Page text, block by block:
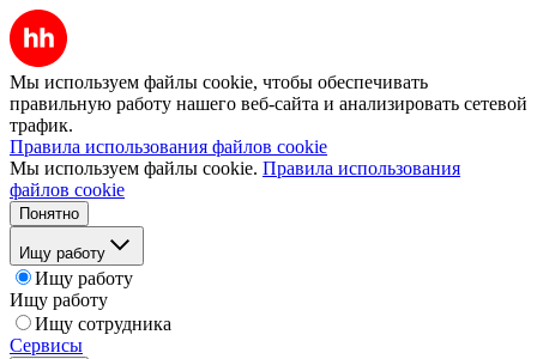
Мы используем файлы cookie, чтобы обеспечивать
правильную работу нашего веб-сайта и анализировать сетевой
трафик.
Правила использования файлов cookie
Мы используем файлы cookie. Правила использования
файлов cookie
Понятно
Ищу работу
Ищу работу
Ищу работу
Ищу сотрудника
Сервисы